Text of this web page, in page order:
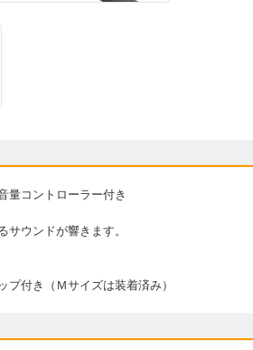
量コントローラー付き
サウンドが響きます。
付き（Ｍサイズは装着済み）